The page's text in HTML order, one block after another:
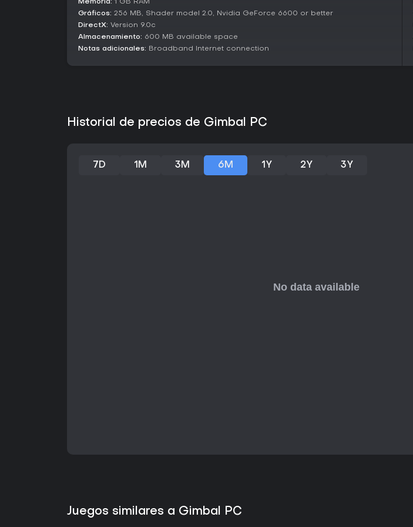
Memoria: 1 GB RAM
Gráficos: 256 MB, Shader model 2.0, Nvidia GeForce 6600 or better
DirectX: Version 9.0c
Almacenamiento: 600 MB available space
Notas adicionales: Broadband Internet connection
Historial de precios de Gimbal PC
7D 1M 3M 6M 1Y 2Y 3Y
Juegos similares a Gimbal PC